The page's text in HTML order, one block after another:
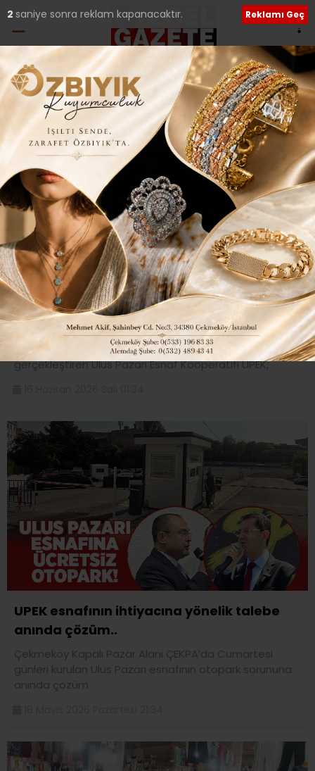
Etiket:Ulus Pazarı
BAŞKAN ATKOŞAN; “İSTANBUL’A YENİ PAZAR
MÜJDESİ YAKINDA..”
2025 yılı mali genel kurulunu ortakların yoğun katılımı ile
gerçekleştiren Ulus Pazarı Esnaf Kooperatifi UPEK,
UPEK esnafının ihtiyacına yönelik talebe
anında çözüm..
Çekmeköy Kapalı Pazar Alanı ÇEKPA’da Cumartesi
günleri kurulan Ulus Pazarı esnafının otopark sorununa
anında çözüm
1 saniye sonra reklam kapanacaktır. Reklamı Geç